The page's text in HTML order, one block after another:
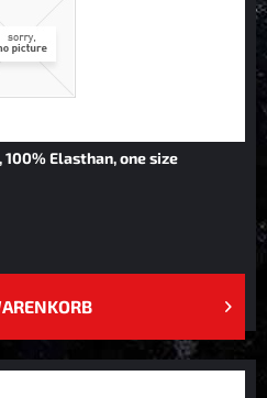
Elasthan, one size